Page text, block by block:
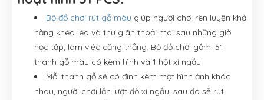
Bộ đồ chơi rút gỗ màu giúp người chơi rèn luyện khả
năng khéo léo và thư giãn thoải mái sau những giờ
học tập, làm việc căng thẳng. Bộ đồ chơi gồm: 51
thanh gỗ màu có kèm hình và 1 hột xí ngầu
Mỗi thanh gỗ sẽ có đính kèm một hình ảnh khác
nhau, người chơi lần lượt đổ xí ngầu, sau đó sẽ rút